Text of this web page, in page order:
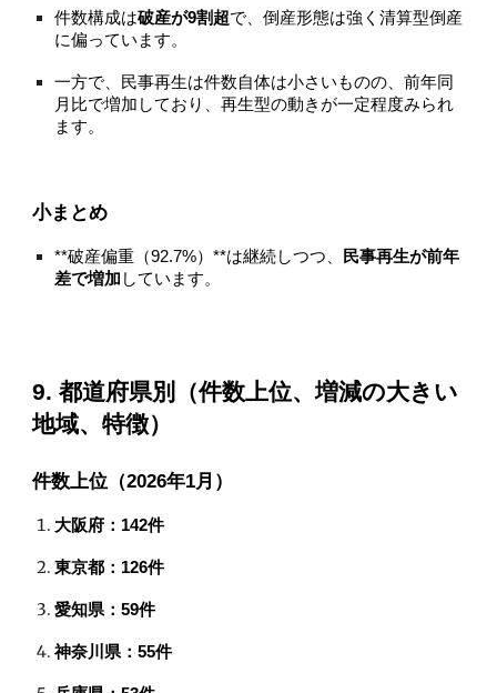
件数構成は破産が9割超で、倒産形態は強く清算型倒産
に偏っています。
一方で、民事再生は件数自体は小さいものの、前年同
月比で増加しており、再生型の動きが一定程度みられ
ます。
小まとめ
**破産偏重（92.7%）**は継続しつつ、
民事再生が前年
差で増加 しています。
9. 都道府県別（件数上位、増減の大きい
地域、特徴）
件数上位（2026年1月）
大阪府：142件
東京都：126件
愛知県：59件
神奈川県：55件